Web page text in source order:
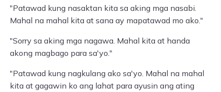
"Patawad kung nasaktan kita sa aking mga nasabi.
Mahal na mahal kita at sana ay mapatawad mo ako."
"Sorry sa aking mga nagawa. Mahal kita at handa
akong magbago para sa'yo."
"Patawad kung nagkulang ako sa'yo. Mahal na mahal
kita at gagawin ko ang lahat para ayusin ang ating